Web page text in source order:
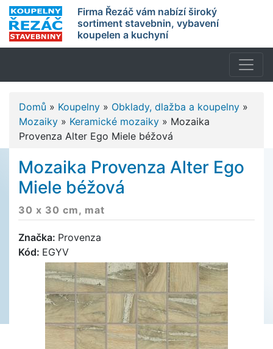
Firma Řezáč vám nabízí široký
sortiment stavebnin, vybavení
koupelen a kuchyní
Domů » Koupelny » Obklady, dlažba a koupelny »
Mozaiky » Keramické mozaiky » Mozaika
Provenza Alter Ego Miele béžová
Mozaika Provenza Alter Ego
Miele béžová
30 x 30 cm, mat
Značka: Provenza
Kód: EGYV